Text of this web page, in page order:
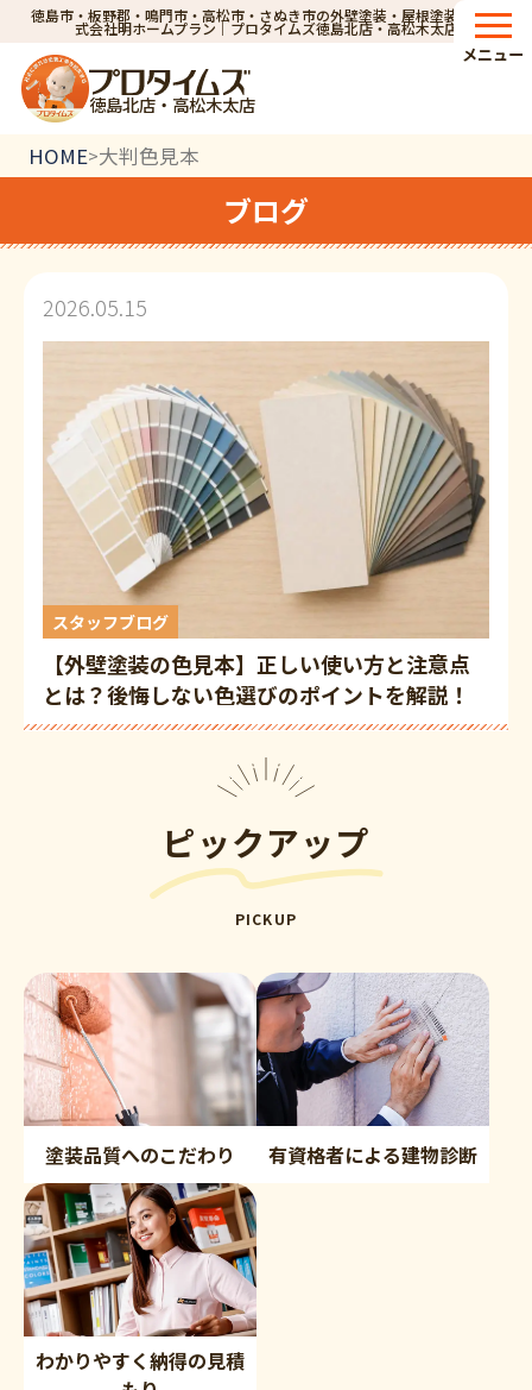
徳島市・板野郡・鳴門市・高松市・さぬき市の外壁塗装・屋根塗装なら株
式会社明ホームプラン｜プロタイムズ徳島北店・高松木太店
徳島北店・高松木太店
メニュー
HOME>大判色見本
ブログ
2026.05.15
スタッフブログ
【外壁塗装の色見本】正しい使い方と注意点
とは？後悔しない色選びのポイントを解説！
｜高松市
ピックアップ
PICKUP
塗装品質へのこだわり 有資格者による建物診断
わかりやすく納得の見積